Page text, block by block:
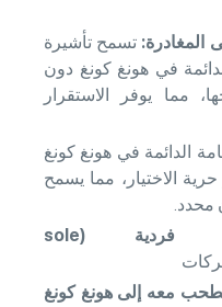
المغادرة:تسمح تأشيرة
في هونغ كونغ دون
مما يوفر الاستقرار
الدائمة في هونغ كونغ
الاختيار، مما يسمح
محدد.
فردية
(sole
معه إلى هونغ كونغ